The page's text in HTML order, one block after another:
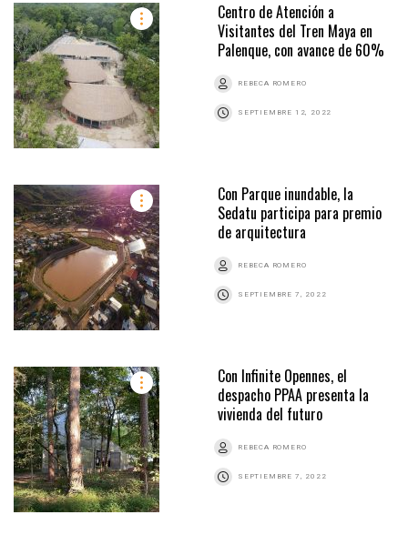
Centro de Atención a
Visitantes del Tren Maya en
Palenque, con avance de 60%
REBECA ROMERO
SEPTIEMBRE 12, 2022
Con Parque inundable, la
Sedatu participa para premio
de arquitectura
REBECA ROMERO
SEPTIEMBRE 7, 2022
Con Infinite Opennes, el
despacho PPAA presenta la
vivienda del futuro
REBECA ROMERO
SEPTIEMBRE 7, 2022